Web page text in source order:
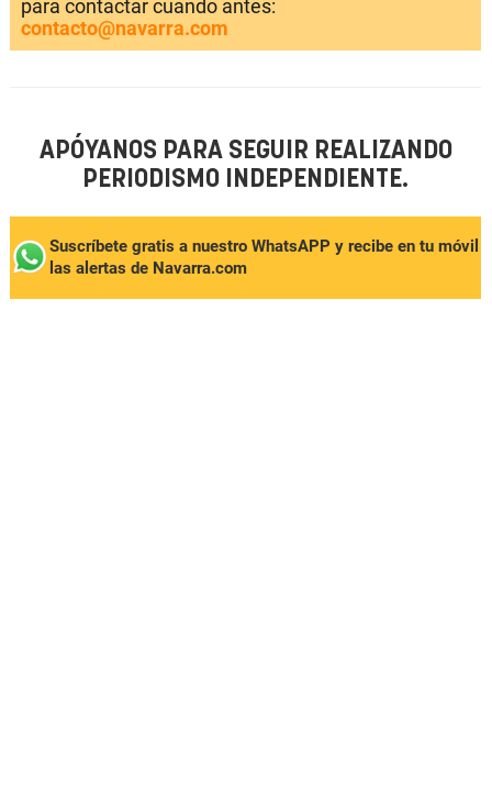
para contactar cuando antes:
contacto@navarra.com
APÓYANOS PARA SEGUIR REALIZANDO
PERIODISMO INDEPENDIENTE.
Suscríbete gratis a nuestro WhatsAPP y recibe en tu móvil
las alertas de Navarra.com